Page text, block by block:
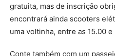
gratuita, mas de inscrição
encontrará ainda scooters
uma voltinha, entre as 15.00 e
Conte também com um